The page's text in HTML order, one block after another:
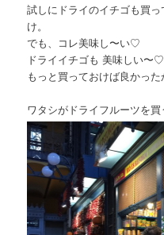
試しにドライのイチゴも買
け。
でも、コレ美味し〜い♡
ドライイチゴも 美味しい〜♡
もっと買っておけば良かった
ワタシがドライフルーツを